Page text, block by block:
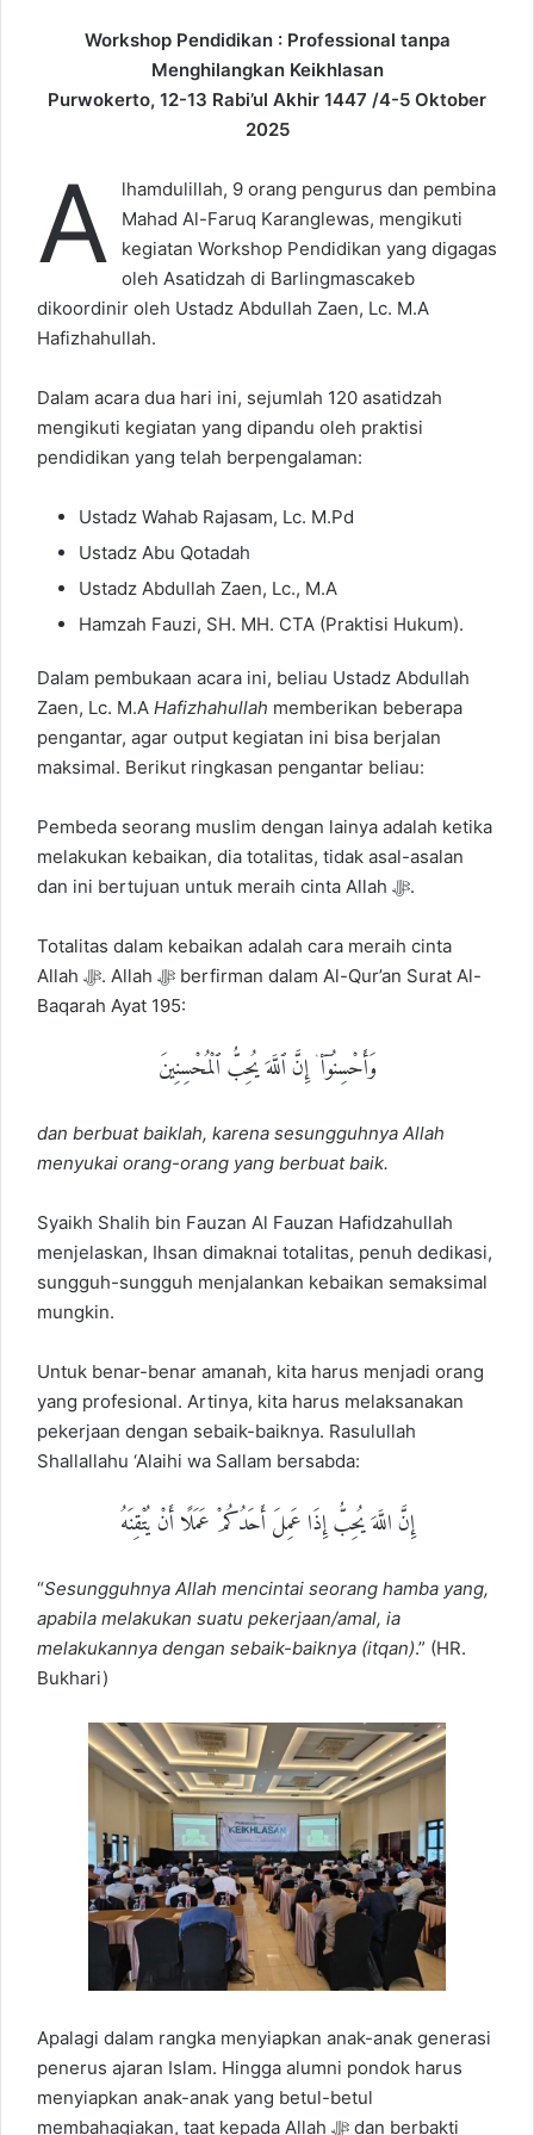
m
a
i
Workshop Pendidikan : Professional tanpa
Menghilangkan Keikhlasan
Purwokerto, 12-13 Rabi’ul Akhir 1447 /4-5 Oktober
2025
A
lhamdulillah, 9 orang pengurus dan pembina
Mahad Al-Faruq Karanglewas, mengikuti
kegiatan Workshop Pendidikan yang digagas
oleh Asatidzah di Barlingmascakeb
dikoordinir oleh Ustadz Abdullah Zaen, Lc. M.A
Hafizhahullah.
Dalam acara dua hari ini, sejumlah 120 asatidzah
mengikuti kegiatan yang dipandu oleh praktisi
pendidikan yang telah berpengalaman:
Ustadz Wahab Rajasam, Lc. M.Pd
Ustadz Abu Qotadah
Ustadz Abdullah Zaen, Lc., M.A
Hamzah Fauzi, SH. MH. CTA (Praktisi Hukum).
Dalam pembukaan acara ini, beliau Ustadz Abdullah
Zaen, Lc. M.A Hafizhahullah memberikan beberapa
pengantar, agar output kegiatan ini bisa berjalan
maksimal. Berikut ringkasan pengantar beliau:
Pembeda seorang muslim dengan lainya adalah ketika
melakukan kebaikan, dia totalitas, tidak asal-asalan
dan ini bertujuan untuk meraih cinta Allah ﷻ.
Totalitas dalam kebaikan adalah cara meraih cinta
Allah ﷻ. Allah ﷻ berfirman dalam Al-Qur’an Surat Al-
Baqarah Ayat 195:
وَأَحْسِنُوٓا۟ ۛ إِنَّ ٱللَّهَ يُحِبُّ ٱلْمُحْسِنِينَ
dan berbuat baiklah, karena sesungguhnya Allah
menyukai orang-orang yang berbuat baik.
Syaikh Shalih bin Fauzan Al Fauzan Hafidzahullah
menjelaskan, Ihsan dimaknai totalitas, penuh dedikasi,
sungguh-sungguh menjalankan kebaikan semaksimal
mungkin.
Untuk benar-benar amanah, kita harus menjadi orang
yang profesional. Artinya, kita harus melaksanakan
pekerjaan dengan sebaik-baiknya. Rasulullah
Shallallahu ‘Alaihi wa Sallam bersabda:
إِنَّ اللَّهَ يُحِبُّ إِذَا عَمِلَ أَحَدُكُمْ عَمَلًا أَنْ يُتْقِنَهُ
“Sesungguhnya Allah mencintai seorang hamba yang,
apabila melakukan suatu pekerjaan/amal, ia
melakukannya dengan sebaik-baiknya (itqan).” (HR.
Bukhari)
Apalagi dalam rangka menyiapkan anak-anak generasi
penerus ajaran Islam. Hingga alumni pondok harus
menyiapkan anak-anak yang betul-betul
membahagiakan, taat kepada Allah ﷻ dan berbakti